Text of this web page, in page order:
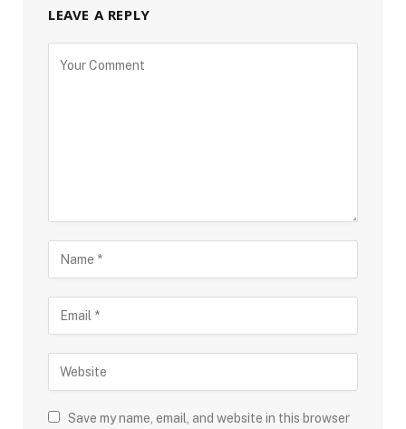
LEAVE A REPLY
Save my name, email, and website in this browser